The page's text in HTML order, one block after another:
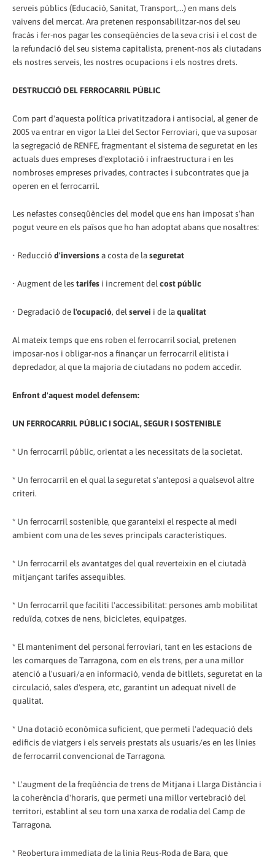
serveis públics (Educació, Sanitat, Transport,...) en mans dels
vaivens del mercat. Ara pretenen responsabilitzar-nos del seu
fracàs i fer-nos pagar les conseqüències de la seva crisi i el cost de
la refundació del seu sistema capitalista, prenent-nos als ciutadans
els nostres serveis, les nostres ocupacions i els nostres drets.
DESTRUCCIÓ DEL FERROCARRIL PÚBLIC
Com part d'aquesta política privatitzadora i antisocial, al gener de
2005 va entrar en vigor la Llei del Sector Ferroviari, que va suposar
la segregació de RENFE, fragmentant el sistema de seguretat en les
actuals dues empreses d'explotació i infraestructura i en les
nombroses empreses privades, contractes i subcontrates que ja
operen en el ferrocarril.
Les nefastes conseqüències del model que ens han imposat s'han
pogut veure en els països que ho han adoptat abans que nosaltres:
• Reducció d'inversionsa costa de laseguretat
• Augment de les tarifes i increment delcost públic
• Degradació del'ocupació, delservei i de laqualitat
Al mateix temps que ens roben el ferrocarril social, pretenen
imposar-nos i obligar-nos a finançar un ferrocarril elitista i
depredador, al que la majoria de ciutadans no podem accedir.
Enfront d'aquest model defensem:
UN FERROCARRIL PÚBLIC I SOCIAL, SEGUR I SOSTENIBLE
* Un ferrocarril públic, orientat a les necessitats de la societat.
* Un ferrocarril en el qual la seguretat s'anteposi a qualsevol altre
criteri.
* Un ferrocarril sostenible, que garanteixi el respecte al medi
ambient com una de les seves principals característiques.
* Un ferrocarril els avantatges del qual reverteixin en el ciutadà
mitjançant tarifes assequibles.
* Un ferrocarril que faciliti l'accessibilitat: persones amb mobilitat
reduïda, cotxes de nens, bicicletes, equipatges.
* El manteniment del personal ferroviari, tant en les estacions de
les comarques de Tarragona, com en els trens, per a una millor
atenció a l'usuari/a en informació, venda de bitllets, seguretat en la
circulació, sales d'espera, etc, garantint un adequat nivell de
qualitat.
* Una dotació econòmica suficient, que permeti l'adequació dels
edificis de viatgers i els serveis prestats als usuaris/es en les línies
de ferrocarril convencional de Tarragona.
* L'augment de la freqüència de trens de Mitjana i Llarga Distància i
la coherència d'horaris, que permeti una millor vertebració del
territori, establint al seu torn una xarxa de rodalia del Camp de
Tarragona.
* Reobertura immediata de la línia Reus-Roda de Bara, que